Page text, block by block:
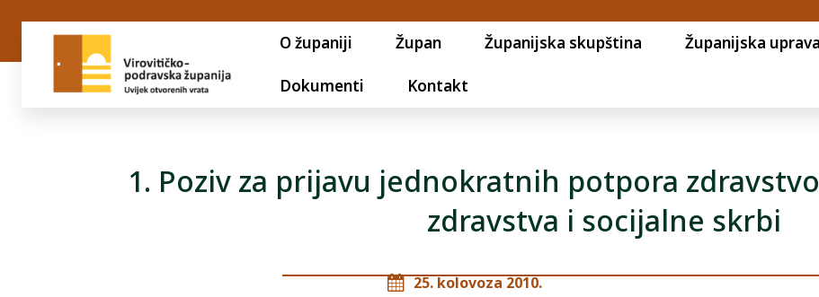
O županiji Župan Županijska skupština Županijska uprava
Dokumenti Kontakt
1. Poziv za prijavu jednokratnih potpora
zdravstva i socijalne skrbi
25. kolovoza 2010.